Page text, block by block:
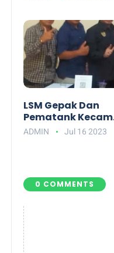
Menghangat di
Pantai Kedu
LSM Gepak Dan
Pematank Kecam
Camat Natar Yang
Desa Hajimena,
ADMIN Jul 16 2023
0 COMMENTS